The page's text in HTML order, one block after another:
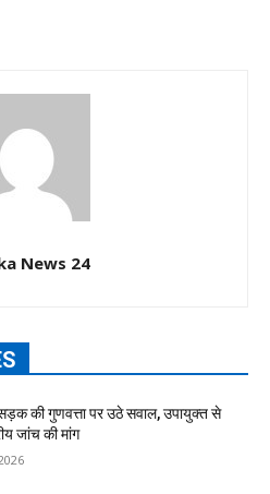
News 24
की गुणवत्ता पर उठे सवाल, उपायुक्त से
जांच की मांग